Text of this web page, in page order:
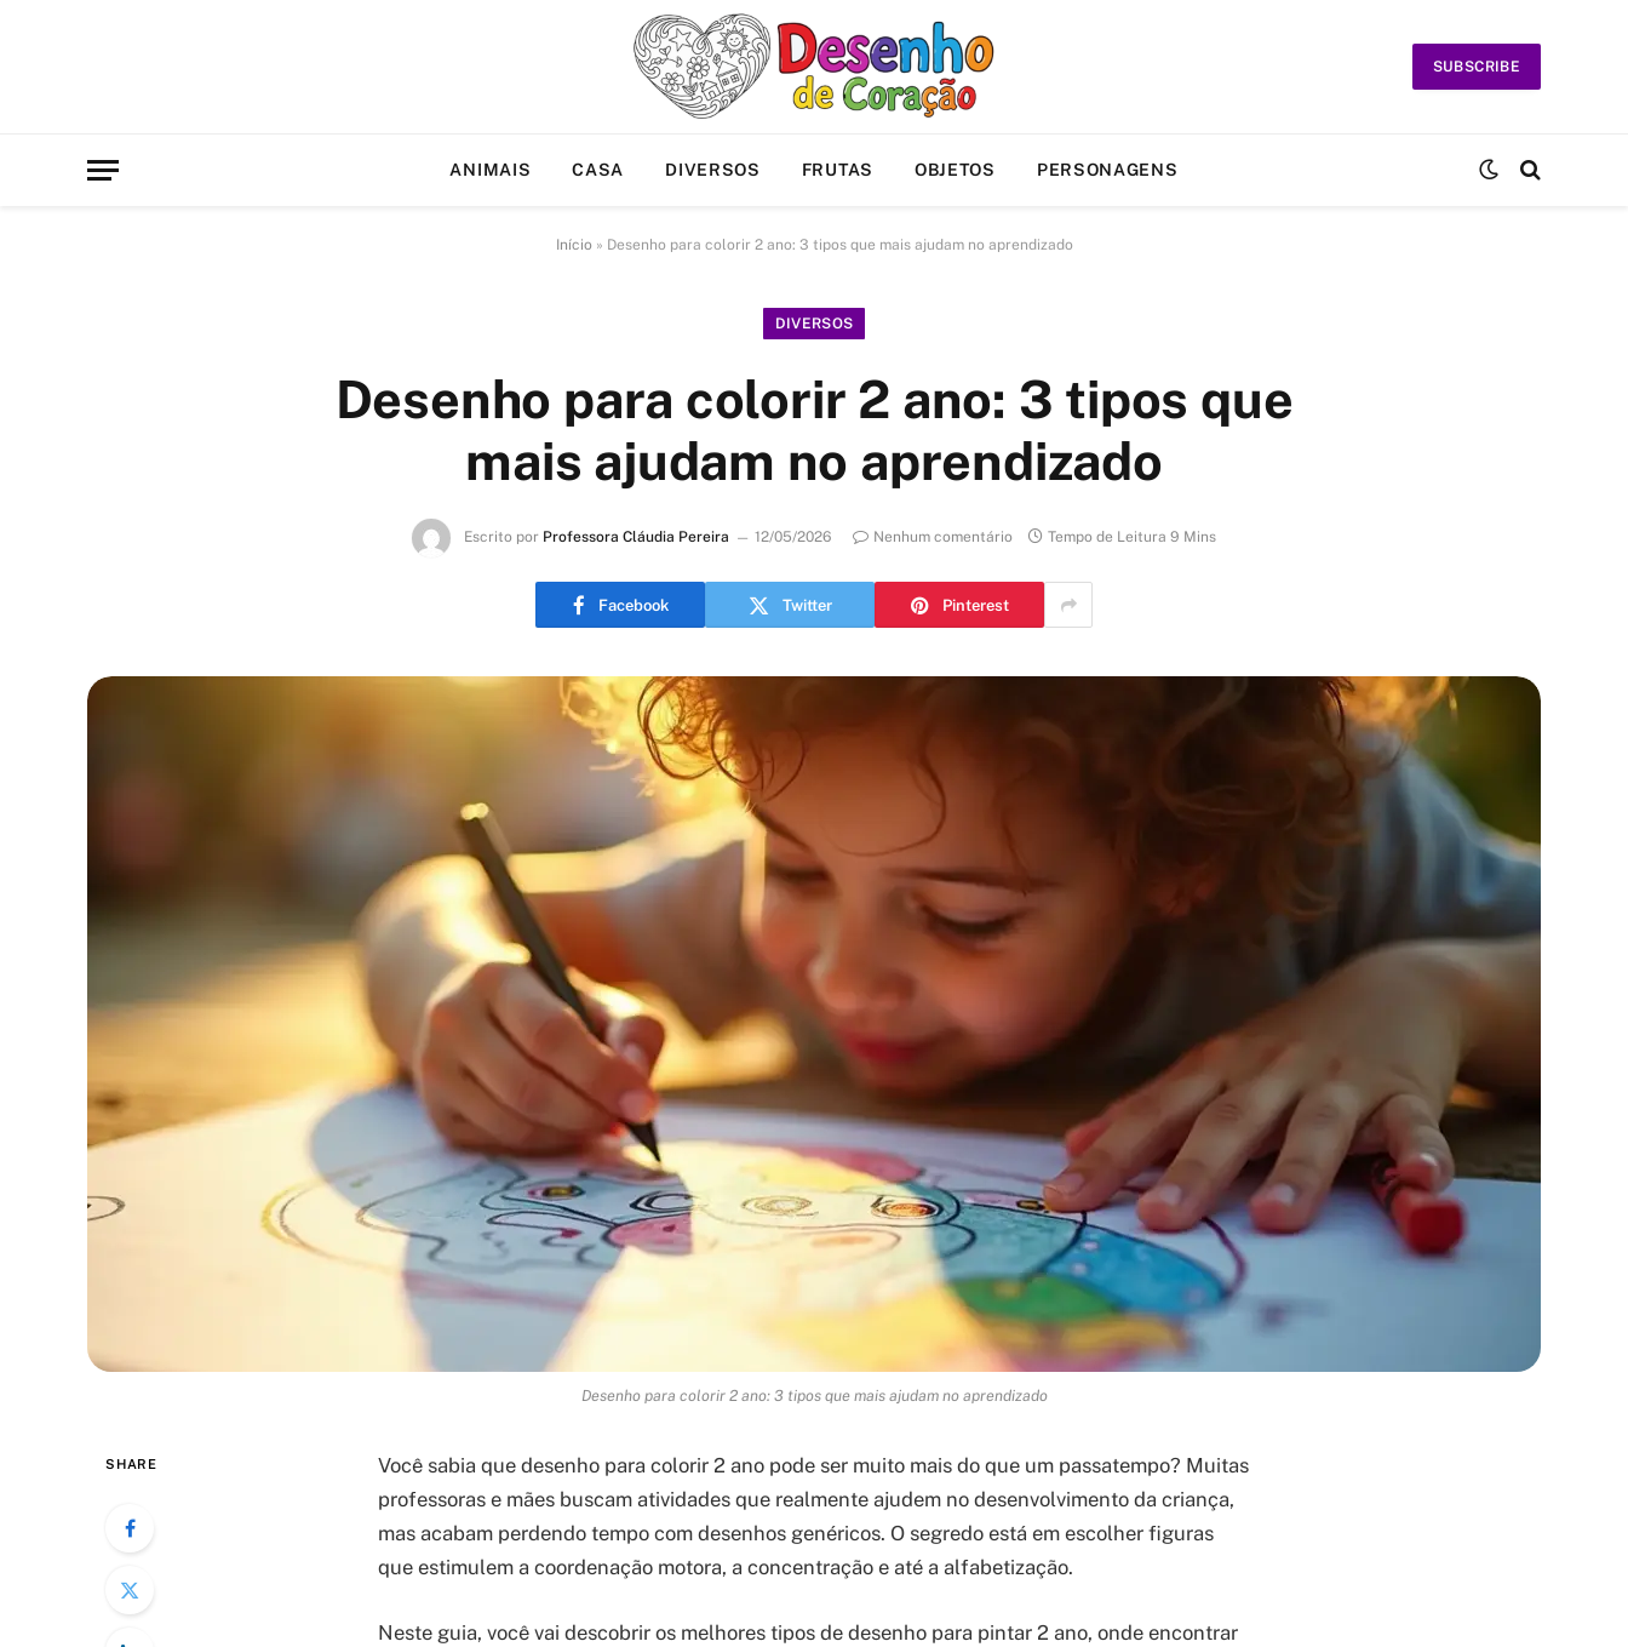
SUBSCRIBE
ANIMAIS CASA DIVERSOS FRUTAS OBJETOS PERSONAGENS
Início » Desenho para colorir 2 ano: 3 tipos que mais ajudam no aprendizado
DIVERSOS
Desenho para colorir 2 ano: 3 tipos que
mais ajudam no aprendizado
Escrito por Professora Cláudia Pereira 12/05/2026 Nenhum comentário Tempo de Leitura 9 Mins
Facebook Twitter Pinterest
Desenho para colorir 2 ano: 3 tipos que mais ajudam no aprendizado
SHARE
Você sabia que desenho para colorir 2 ano pode ser muito mais do que um passatempo? Muitas
professoras e mães buscam atividades que realmente ajudem no desenvolvimento da criança,
mas acabam perdendo tempo com desenhos genéricos. O segredo está em escolher figuras
que estimulem a coordenação motora, a concentração e até a alfabetização.
Neste guia, você vai descobrir os melhores tipos de desenho para pintar 2 ano, onde encontrar